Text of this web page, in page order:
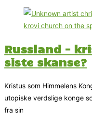
Russland –
siste skanse?
Kristus som Himmelens
utopiske verdslige konge
fra sin